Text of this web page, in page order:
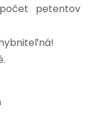
petentov